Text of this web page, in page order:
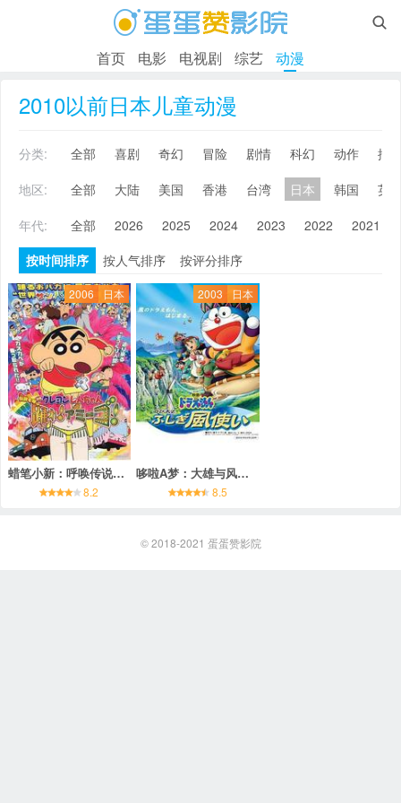

首页 电影 电视剧 综艺 动漫
2010以前日本儿童动漫
分类: 全部 喜剧 奇幻 冒险 剧情 科幻 动作
搞
地区:
全部 大陆 美国 香港 台湾 日本 韩国
英
年代:
全部 2026 2025 2024 2023 2022 2021
按时间排序
按人气排序 按评分排序
2006 日本
蜡笔小新：呼唤传说！跳吧！朋友！
8.2
2003 日本
哆啦A梦：大雄与风之使者
8.5
© 2018-2021 蛋蛋赞影院